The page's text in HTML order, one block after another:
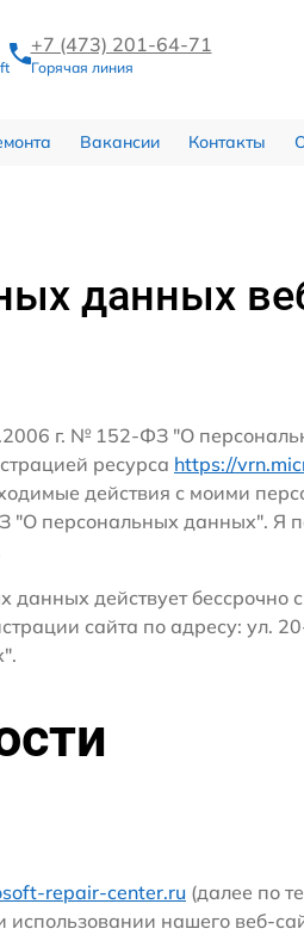
+7 (473) 201-64-71
Горячая линия
Вакансии Контакты
данных
г. № 152-ФЗ "О
ресурса https://
действия с моими
"О персональных данных". Я
данных действует
сайта по адресу: ул.
repair-center.ru (далее по
нашего веб-